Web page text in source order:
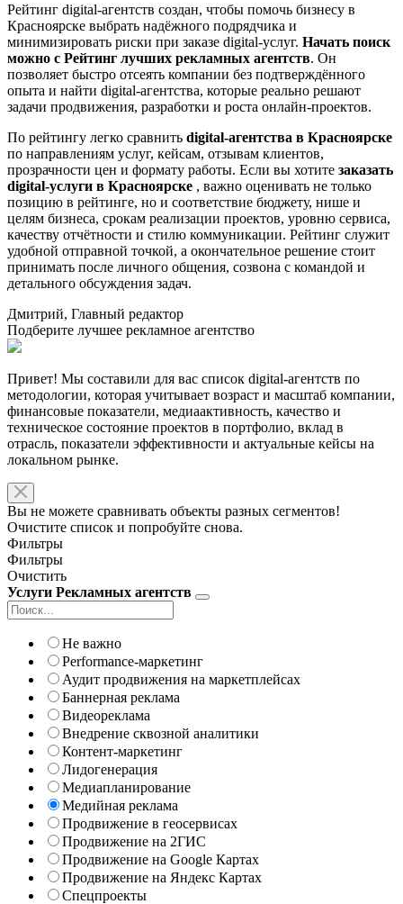
Рейтинг digital-агентств создан, чтобы помочь бизнесу в
Красноярске выбрать надёжного подрядчика и
минимизировать риски при заказе digital-услуг. Начать поиск
можно с Рейтинг лучших рекламных агентств. Он
позволяет быстро отсеять компании без подтверждённого
опыта и найти digital-агентства, которые реально решают
задачи продвижения, разработки и роста онлайн-проектов.
По рейтингу легко сравнить digital-агентства в Красноярске
по направлениям услуг, кейсам, отзывам клиентов,
прозрачности цен и формату работы. Если вы хотите заказать
digital-услуги в Красноярске , важно оценивать не только
позицию в рейтинге, но и соответствие бюджету, нише и
целям бизнеса, срокам реализации проектов, уровню сервиса,
качеству отчётности и стилю коммуникации. Рейтинг служит
удобной отправной точкой, а окончательное решение стоит
принимать после личного общения, созвона с командой и
детального обсуждения задач.
Дмитрий, Главный редактор
Подберите лучшее рекламное агентство
Привет! Мы составили для вас список digital-агентств по
методологии, которая учитывает возраст и масштаб компании,
финансовые показатели, медиаактивность, качество и
техническое состояние проектов в портфолио, вклад в
отрасль, показатели эффективности и актуальные кейсы на
локальном рынке.
Вы не можете сравнивать объекты разных сегментов!
Очистите список и попробуйте снова.
Фильтры
Фильтры
Очистить
Услуги Рекламных агентств
Не важно
Performance-маркетинг
Аудит продвижения на маркетплейсах
Баннерная реклама
Видеореклама
Внедрение сквозной аналитики
Контент-маркетинг
Лидогенерация
Медиапланирование
Медийная реклама
Продвижение в геосервисах
Продвижение на 2ГИС
Продвижение на Google Картах
Продвижение на Яндекс Картах
Спецпроекты